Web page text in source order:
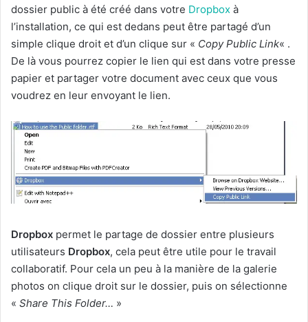
dossier public à été créé dans votre Dropbox à
l’installation, ce qui est dedans peut être partagé d’un
simple clique droit et d’un clique sur « Copy Public Link« .
De là vous pourrez copier le lien qui est dans votre presse
papier et partager votre document avec ceux que vous
voudrez en leur envoyant le lien.
Dropbox permet le partage de dossier entre plusieurs
utilisateurs Dropbox, cela peut être utile pour le travail
collaboratif. Pour cela un peu à la manière de la galerie
photos on clique droit sur le dossier, puis on sélectionne
« Share This Folder… »